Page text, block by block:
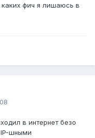
фич я лишаюсь в
в интернет безо
IP-шными